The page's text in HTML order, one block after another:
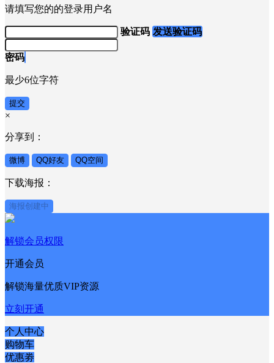
请填写您的的登录用户名
验证码 发送验证码
密码
最少6位字符
提交
×
分享到：
微博 QQ好友 QQ空间
下载海报：
海报创建中
解锁会员权限
开通会员
解锁海量优质VIP资源
立刻开通
个人中心
购物车
优惠劵